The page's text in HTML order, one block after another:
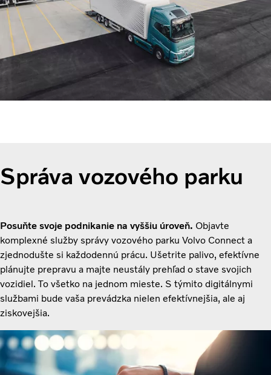
Kontaktujte nás
Kariéra
Správa vozového parku
Posuňte svoje podnikanie na vyššiu úroveň. Objavte
komplexné služby správy vozového parku Volvo Connect a
zjednodušte si každodennú prácu. Ušetrite palivo, efektívne
plánujte prepravu a majte neustály prehľad o stave svojich
vozidiel. To všetko na jednom mieste. S týmito digitálnymi
službami bude vaša prevádzka nielen efektívnejšia, ale aj
ziskovejšia.